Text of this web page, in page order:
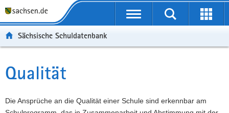
t
ü
e
r
r
l
a
v
a
t
n
h
W
t
r
e
r
i
c
Portalübergreifende
Suche
Sächsische Schuldatenbank
Hauptinhalt
Qualität
Die Ansprüche an die Qualität einer Schule sind erkennbar am